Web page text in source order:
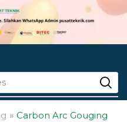
» Carbon Arc Gouging